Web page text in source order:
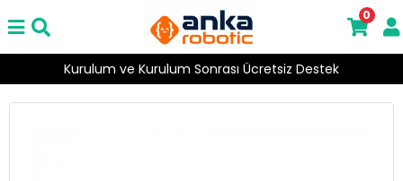
Kurulum ve Kurulum Sonrası Ücretsiz Destek
0